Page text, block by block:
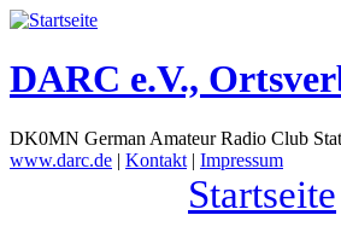
DARC e.V.,
DK0MN German Amateur Radio Club
www.darc.de | Kontakt | Impressum
Startseite